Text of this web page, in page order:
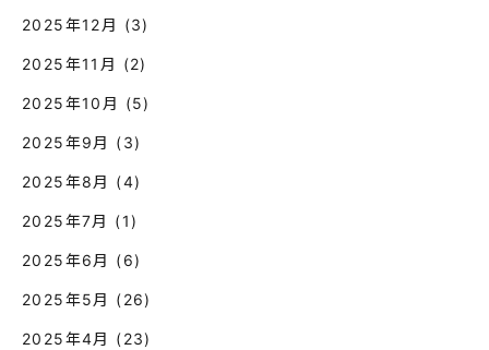
2025年12月 (3)
2025年11月 (2)
2025年10月 (5)
2025年9月 (3)
2025年8月 (4)
2025年7月 (1)
2025年6月 (6)
2025年5月 (26)
2025年4月 (23)